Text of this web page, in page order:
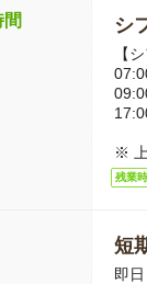
シ
【
※
残業
短
即